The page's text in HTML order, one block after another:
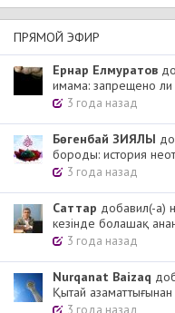
ПРЯМОЙ ЭФИР
Ернар Елмуратов
имама: запрещено ли
3 года назад
Бөгенбай ЗИЯЛЫ
бороды: история
3 года назад
Cаттар добавил(-а)
кезінде болашақ
3 года назад
Nurqanat Baizaq
Қытай азаматтығынан